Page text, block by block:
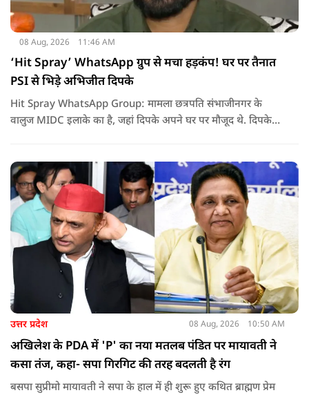
08 Aug, 2026 11:46 AM
‘Hit Spray’ WhatsApp ग्रुप से मचा हड़कंप! घर पर तैनात
PSI से भिड़े अभिजीत दिपके
Hit Spray WhatsApp Group: मामला छत्रपति संभाजीनगर के
वालुज MIDC इलाके का है, जहां दिपके अपने घर पर मौजूद थे. दिपके
को लेकर दिपके की पुलिस अधिकारी से तीखी बहस हो गई.
उत्तर प्रदेश 08 Aug, 2026 10:50 AM
अखिलेश के PDA में 'P' का नया मतलब पंडित पर मायावती ने
कसा तंज, कहा- सपा गिरगिट की तरह बदलती है रंग
बसपा सुप्रीमो मायावती ने सपा के हाल में ही शुरू हुए कथित ब्राह्मण प्रेम